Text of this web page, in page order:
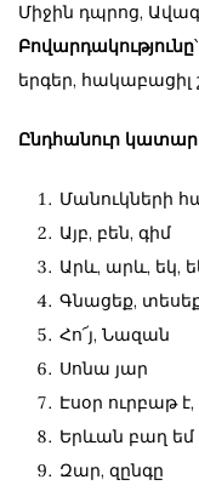
Միջին դպրոց,
Բովարդակությունը
երգեր,
Ընդհանուր
Մանուկների
Այբ, բեն, գիմ
Արև, արև, եկ,
Գնացեք,
Հո՜յ, Նազան
Սոնա յար
Էսօր ուրբաթ
Երևան բաղ եմ
Զար, զընգը